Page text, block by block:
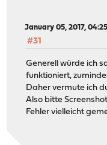
January 05, 2017,
#31
Generell würde ich
funktioniert,
Daher vermute ich
Also bitte
Fehler vielleicht